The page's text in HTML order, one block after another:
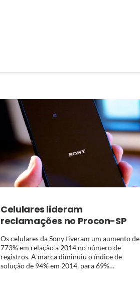
Celulares lideram
reclamações no Procon-SP
Os celulares da Sony tiveram um aumento de
773% em relação a 2014 no número de
registros. A marca diminuiu o índice de
solução de 94% em 2014, para 69%…